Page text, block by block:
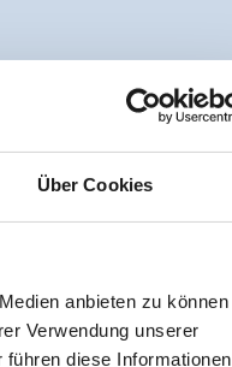
Über Cookies
anbieten zu können
Verwendung unserer
diese Informationen